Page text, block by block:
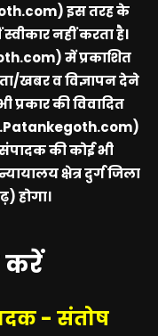
इस तरह के
नहीं करता है।
में प्रकाशित
खबर व विज्ञापन देने
प्रकार की विवादित
की कोई भी
क्षेत्र दुर्ग जिला
होगा।
करें
- संतोष